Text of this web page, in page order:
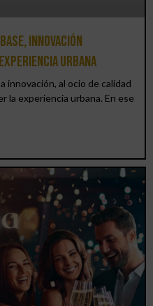
innovación
urbana
innovación, al ocio de calidad
la experiencia urbana. En ese